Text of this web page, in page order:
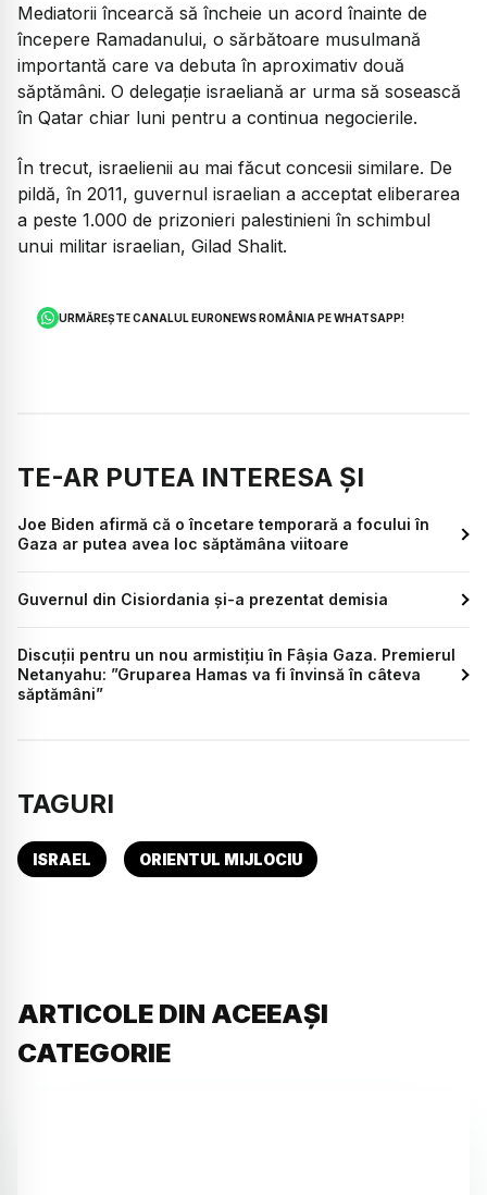
Mediatorii încearcă să încheie un acord înainte de
începere Ramadanului, o sărbătoare musulmană
importantă care va debuta în aproximativ două
săptămâni. O delegație israeliană ar urma să sosească
în Qatar chiar luni pentru a continua negocierile.
În trecut, israelienii au mai făcut concesii similare. De
pildă, în 2011, guvernul israelian a acceptat eliberarea
a peste 1.000 de prizonieri palestinieni în schimbul
unui militar israelian, Gilad Shalit.
URMĂREȘTE CANALUL EURONEWS ROMÂNIA PE WHATSAPP!
TE-AR PUTEA INTERESA ȘI
Joe Biden afirmă că o încetare temporară a focului în
Gaza ar putea avea loc săptămâna viitoare
Guvernul din Cisiordania şi-a prezentat demisia
Discuții pentru un nou armistițiu în Fâșia Gaza. Premierul
Netanyahu: ”Gruparea Hamas va fi învinsă în câteva
săptămâni”
TAGURI
ISRAEL ORIENTUL MIJLOCIU
ARTICOLE DIN ACEEAȘI
CATEGORIE